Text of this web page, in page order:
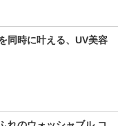
同時に叶える、UV美容